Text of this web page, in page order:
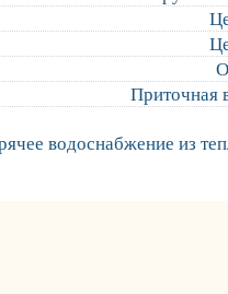
Приточная
водоснабжение из